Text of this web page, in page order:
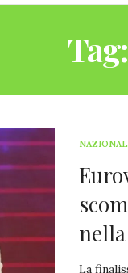
Tag:
La